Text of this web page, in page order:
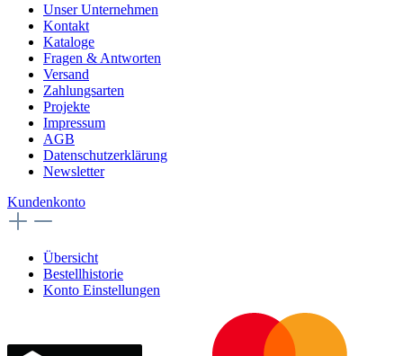
Unser Unternehmen
Kontakt
Kataloge
Fragen & Antworten
Versand
Zahlungsarten
Projekte
Impressum
AGB
Datenschutzerklärung
Newsletter
Kundenkonto
Übersicht
Bestellhistorie
Konto Einstellungen